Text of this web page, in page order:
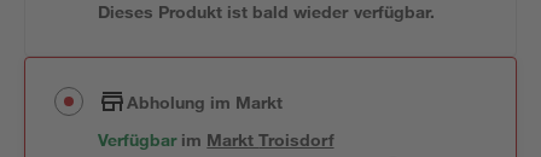
Dieses Produkt ist bald wieder verfügbar.
Abholung im Markt
Verfügbar im MarktTroisdorf